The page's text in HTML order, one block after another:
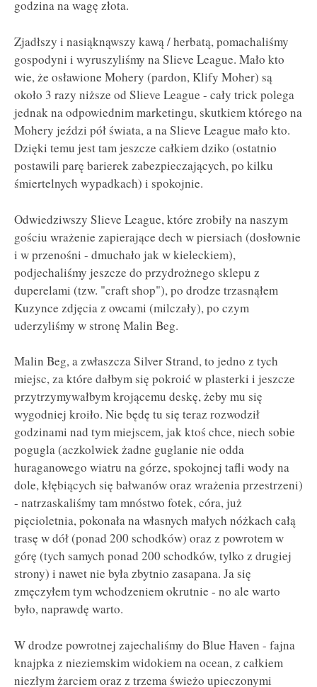
godzina na wagę złota.
Zjadłszy i nasiąknąwszy kawą / herbatą, pomachaliśmy
gospodyni i wyruszyliśmy na Slieve League. Mało kto
wie, że osławione Mohery (pardon, Klify Moher) są
około 3 razy niższe od Slieve League - cały trick polega
jednak na odpowiednim marketingu, skutkiem którego na
Mohery jeździ pół świata, a na Slieve League mało kto.
Dzięki temu jest tam jeszcze całkiem dziko (ostatnio
postawili parę barierek zabezpieczających, po kilku
śmiertelnych wypadkach) i spokojnie.
Odwiedziwszy Slieve League, które zrobiły na naszym
gościu wrażenie zapierające dech w piersiach (dosłownie
i w przenośni - dmuchało jak w kieleckiem),
podjechaliśmy jeszcze do przydrożnego sklepu z
duperelami (tzw. "craft shop"), po drodze trzasnąłem
Kuzynce zdjęcia z owcami (milczały), po czym
uderzyliśmy w stronę Malin Beg.
Malin Beg, a zwłaszcza Silver Strand, to jedno z tych
miejsc, za które dałbym się pokroić w plasterki i jeszcze
przytrzymywałbym krojącemu deskę, żeby mu się
wygodniej kroiło. Nie będę tu się teraz rozwodził
godzinami nad tym miejscem, jak ktoś chce, niech sobie
pogugla (aczkolwiek żadne guglanie nie odda
huraganowego wiatru na górze, spokojnej tafli wody na
dole, kłębiących się bałwanów oraz wrażenia przestrzeni)
- natrzaskaliśmy tam mnóstwo fotek, córa, już
pięcioletnia, pokonała na własnych małych nóżkach całą
trasę w dół (ponad 200 schodków) oraz z powrotem w
górę (tych samych ponad 200 schodków, tylko z drugiej
strony) i nawet nie była zbytnio zasapana. Ja się
zmęczyłem tym wchodzeniem okrutnie - no ale warto
było, naprawdę warto.
W drodze powrotnej zajechaliśmy do Blue Haven - fajna
knajpka z nieziemskim widokiem na ocean, z całkiem
niezłym żarciem oraz z trzema świeżo upieczonymi